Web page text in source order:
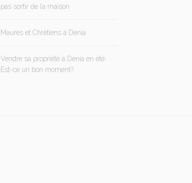
pas sortir de la maison
Maures et Chrétiens à Dénia
Vendre sa propriété à Dénia en été:
Est-ce un bon moment?